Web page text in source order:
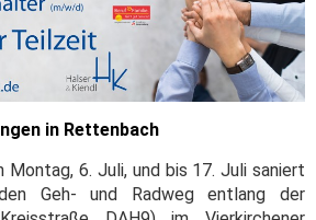
in Rettenbach
Montag, 6. Juli, und bis 17. Juli saniert
Geh- und Radweg entlang der